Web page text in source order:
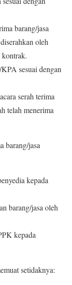
barang/jasa
oleh
kontrak.
sesuai dengan
serah terima
telah menerima
barang/jasa
kepada
barang/jasa oleh
kepada
setidaknya: